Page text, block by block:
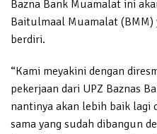
Bazna Bank Muamalat ini
Baitulmaal Muamalat
berdiri.
“Kami meyakini dengan
pekerjaan dari UPZ Baznas
nantinya akan lebih baik lagi
sama yang sudah dibangun